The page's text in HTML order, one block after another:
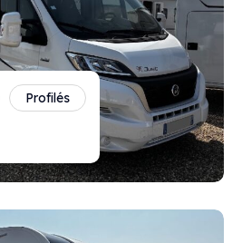
Profilés